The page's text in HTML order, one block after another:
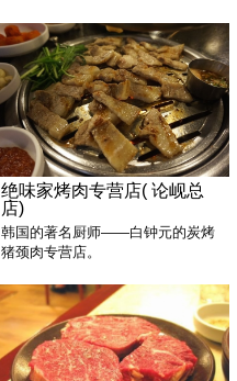
绝味家烤肉专营店( 论岘总
店)
韩国的著名厨师——白钟元的炭烤
猪颈肉专营店。